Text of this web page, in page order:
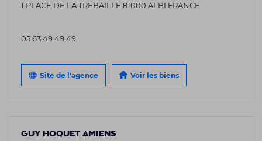
1 PLACE DE LA TREBAILLE 81000 ALBI FRANCE
05 63 49 49 49
Site de l'agence Voir les biens
GUY HOQUET AMIENS